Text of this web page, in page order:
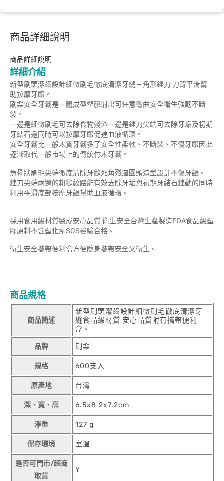
商品詳細說明
商品詳細說明
詳細介紹
新型刷頭潔齒設計細微刷毛徹底清潔牙縫三角形銼刀 刀背平滑幫
助按摩牙齦。
刷樂安全牙籤是一體成型塑膠射出可任意彎曲安全衛生強韌不斷
裂。
一邊是細微刷毛可去除食物殘渣一邊是銼刀尖端可去除牙垢及初期
牙結石還同時可以按摩牙齦促進血液循環。
安全牙籤比一般木質牙籤多了安全性柔軟、不斷裂、不傷牙齦因此
逐漸取代一般市場上的傳統竹木牙籤。
魚骨狀刷毛尖端徹底清除牙縫死角殘渣圓頭造型設計不傷牙齦。
銼刀尖端兩邊的粗糙紋路能有效去除牙垢與初期牙結石銼動的同時
利用平滑底部按摩牙齦幫助血液循環。
採用食用級材質製成安心品質 衛生安全台灣生產製造FDA食品級塑
膠原料不含塑化劑SGS檢驗合格。
衛生安全攜帶便利盒方便隨身攜帶安全又衛生。
商品規格
商品簡述
新型刷頭潔齒設計細微刷毛徹底清潔牙
縫食品級材質 安心品質附有攜帶便利
盒。
品牌 刷樂
規格 600支入
原產地 台灣
深、寬、高 6.5x8.2x7.2cm
淨重 127 g
保存環境 室溫
是否可門市/超商
取貨
Y